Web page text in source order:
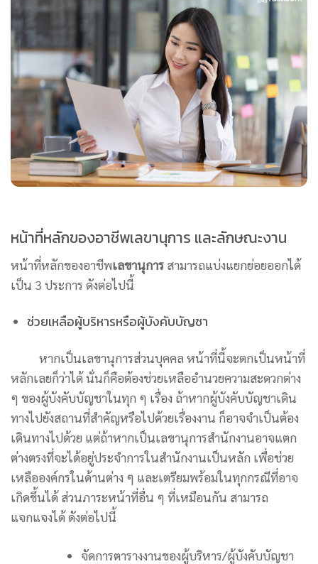
หน้าที่หลักของอาชีพเลขานุการ และลักษณะงาน
หน้าที่หลักของอาชีพเลขานุการ สามารถแบ่งแยกย่อยออกได้
เป็น 3 ประการ ดังต่อไปนี้
ช่วยเหลือผู้บริหารหรือผู้บังคับบัญชา
หากเป็นเลขานุการส่วนบุคคล หน้าที่นี้จะตกเป็นหน้าที่
หลักเลยก็ว่าได้ นั่นก็คือต้องช่วยเหลืออำนวยความสะดวกต่าง
ๆ ของผู้บังคับบัญชาในทุก ๆ เรื่อง ถ้าหากผู้บังคับบัญชาเดิน
ทางไปยังสถานที่สำคัญหรือไปด้วยเรื่องงาน ก็อาจจำเป็นต้อง
เดินทางไปด้วย แต่ถ้าหากเป็นเลขานุการสำนักงานอาจแตก
ต่างตรงที่จะได้อยู่ประจำการในสำนักงานเป็นหลัก เพื่อช่วย
เหลือองค์กรในด้านต่าง ๆ และเตรียมพร้อมในทุกกรณีที่อาจ
เกิดขึ้นได้ ส่วนภาระหน้าที่อื่น ๆ ที่เหมือนกัน สามารถ
แจกแจงได้ ดังต่อไปนี้
จัดการตารางงานของผู้บริหาร/ผู้บังคับบัญชา